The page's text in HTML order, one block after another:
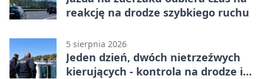
reakcję na drodze szybkiego ruchu
5 sierpnia 2026
Jeden dzień, dwóch nietrzeźwych
kierujących - kontrola na drodze i